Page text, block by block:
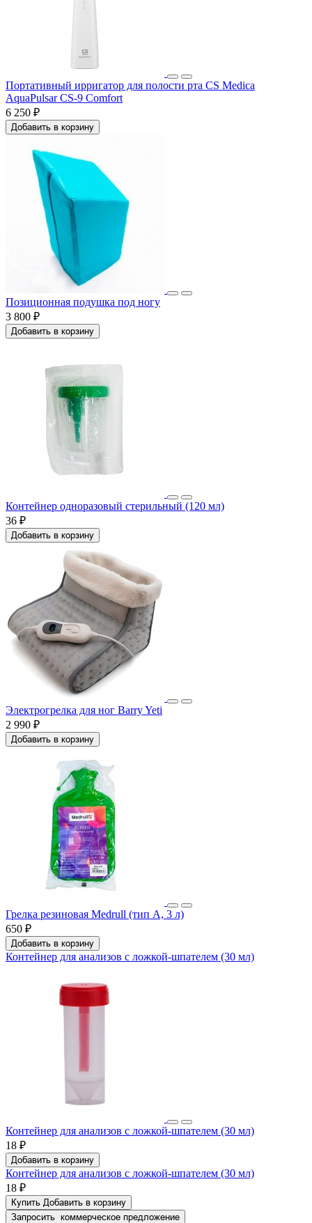
Портативный ирригатор для полости рта CS Medica
AquaPulsar CS-9 Comfort
6 250 ₽
Добавить в корзину
Позиционная подушка под ногу
3 800 ₽
Добавить в корзину
Контейнер одноразовый стерильный (120 мл)
36 ₽
Добавить в корзину
Электрогрелка для ног Barry Yeti
2 990 ₽
Добавить в корзину
Грелка резиновая Medrull (тип А, 3 л)
650 ₽
Добавить в корзину
Контейнер для анализов с ложкой-шпателем (30 мл)
Контейнер для анализов с ложкой-шпателем (30 мл)
18 ₽
Добавить в корзину
Контейнер для анализов с ложкой-шпателем (30 мл)
18 ₽
Купить Добавить в корзину
Запросить коммерческое предложение